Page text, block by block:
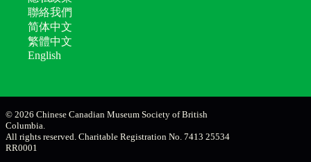
聯絡我們
简体中文
繁體中文
English
© 2026 Chinese Canadian Museum Society of British
Columbia.
All rights reserved. Charitable Registration No. 7413 25534
RR0001